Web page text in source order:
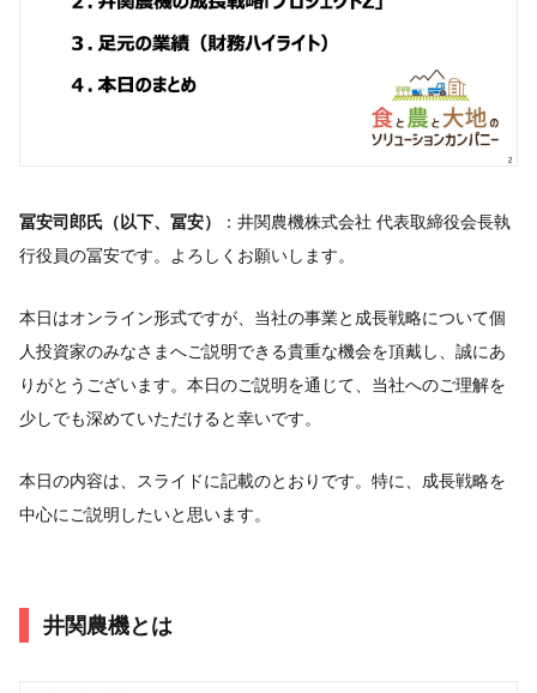
冨安司郎氏（以下、冨安）
：井関農機株式会社 代表取締役会長執
行役員の冨安です。よろしくお願いします。
本日はオンライン形式ですが、当社の事業と成長戦略について個
人投資家のみなさまへご説明できる貴重な機会を頂戴し、誠にあ
りがとうございます。本日のご説明を通じて、当社へのご理解を
少しでも深めていただけると幸いです。
本日の内容は、スライドに記載のとおりです。特に、成長戦略を
中心にご説明したいと思います。
井関農機とは